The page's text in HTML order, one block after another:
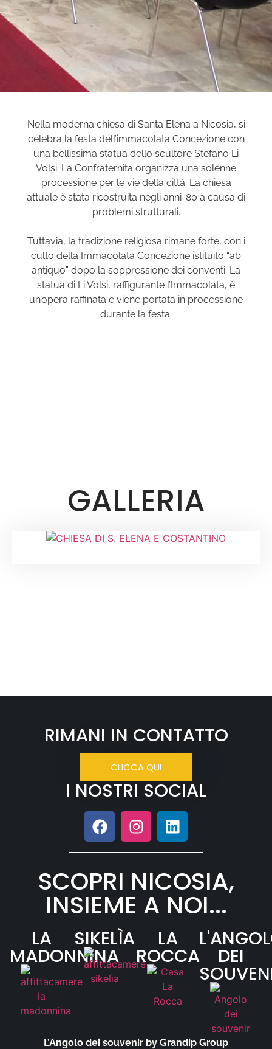
Nella moderna chiesa di Santa Elena a Nicosia, si
celebra la festa dell’immacolata Concezione con
una bellissima statua dello scultore Stefano Li
Volsi. La Confraternita organizza una solenne
processione per le vie della città. La chiesa
attuale è stata ricostruita negli anni ’80 a causa di
problemi strutturali.
Tuttavia, la tradizione religiosa rimane forte, con i
culto della Immacolata Concezione istituito “ab
antiquo” dopo la soppressione dei conventi. La
statua di Li Volsi, raffigurante l’Immacolata, è
un’opera raffinata e viene portata in processione
durante la festa.
GALLERIA
RIMANI IN CONTATTO
CLICCA QUI
I NOSTRI SOCIAL
SCOPRI NICOSIA,
INSIEME A NOI...
LA
MADONNINA
SIKELÌA LA
ROCCA DEI
L’Angolo dei souvenir by Grandip Group